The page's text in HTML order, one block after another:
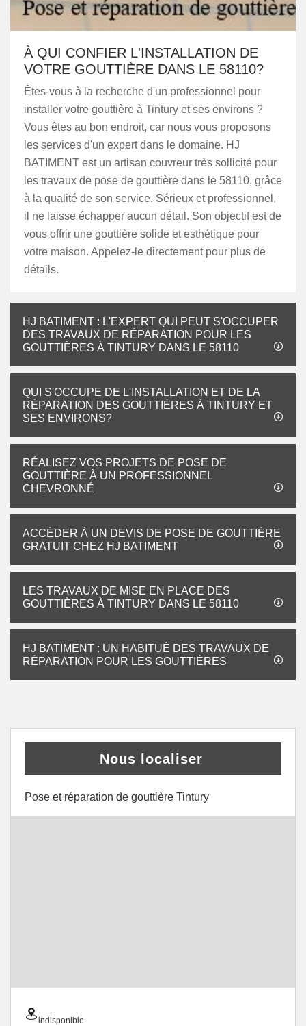
À QUI CONFIER L'INSTALLATION DE
VOTRE GOUTTIÈRE DANS LE 58110?
Êtes-vous à la recherche d'un professionnel pour
installer votre gouttière à Tintury et ses environs ?
Vous êtes au bon endroit, car nous vous proposons
les services d'un expert dans le domaine. HJ
BATIMENT est un artisan couvreur très sollicité pour
les travaux de pose de gouttière dans le 58110, grâce
à la qualité de son service. Sérieux et professionnel,
il ne laisse échapper aucun détail. Son objectif est de
vous offrir une gouttière solide et esthétique pour
votre maison. Appelez-le directement pour plus de
détails.
HJ BATIMENT : L'EXPERT QUI PEUT S'OCCUPER
DES TRAVAUX DE RÉPARATION POUR LES
GOUTTIÈRES À TINTURY DANS LE 58110
QUI S'OCCUPE DE L'INSTALLATION ET DE LA
RÉPARATION DES GOUTTIÈRES À TINTURY ET
SES ENVIRONS?
RÉALISEZ VOS PROJETS DE POSE DE
GOUTTIÈRE À UN PROFESSIONNEL
CHEVRONNÉ
ACCÉDER À UN DEVIS DE POSE DE GOUTTIÈRE
GRATUIT CHEZ HJ BATIMENT
LES TRAVAUX DE MISE EN PLACE DES
GOUTTIÈRES À TINTURY DANS LE 58110
HJ BATIMENT : UN HABITUÉ DES TRAVAUX DE
RÉPARATION POUR LES GOUTTIÈRES
Nous localiser
Pose et réparation de gouttière Tintury
indisponible